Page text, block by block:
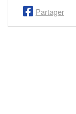
Partager